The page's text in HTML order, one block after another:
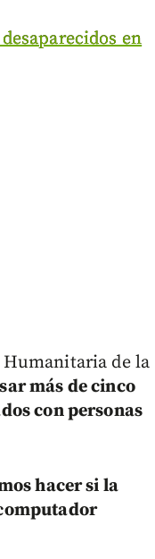
en
de la
más de cinco
con personas
hacer si la